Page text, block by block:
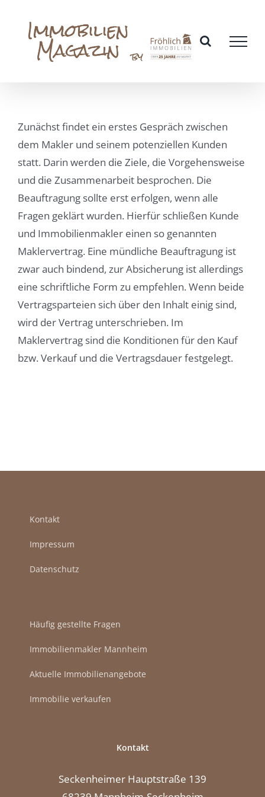
springen
Zunächst findet ein erstes Gespräch zwischen
dem Makler und seinem potenziellen Kunden
statt. Darin werden die Ziele, die Vorgehensweise
und die Zusammenarbeit besprochen. Die
Beauftragung sollte erst erfolgen, wenn alle
Fragen geklärt wurden. Hierfür schließen Kunde
und Immobilienmakler einen so genannten
Maklervertrag. Eine mündliche Beauftragung ist
zwar auch bindend, zur Absicherung ist allerdings
eine schriftliche Form zu empfehlen. Wenn beide
Vertragsparteien sich über den Inhalt einig sind,
wird der Vertrag unterschrieben. Im
Maklervertrag sind die Konditionen für den Kauf
bzw. Verkauf und die Vertragsdauer festgelegt.
Kontakt
Impressum
Datenschutz
Häufig gestellte Fragen
Immobilienmakler Mannheim
Aktuelle Immobilienangebote
Immobilie verkaufen
Kontakt
Seckenheimer Hauptstraße 139